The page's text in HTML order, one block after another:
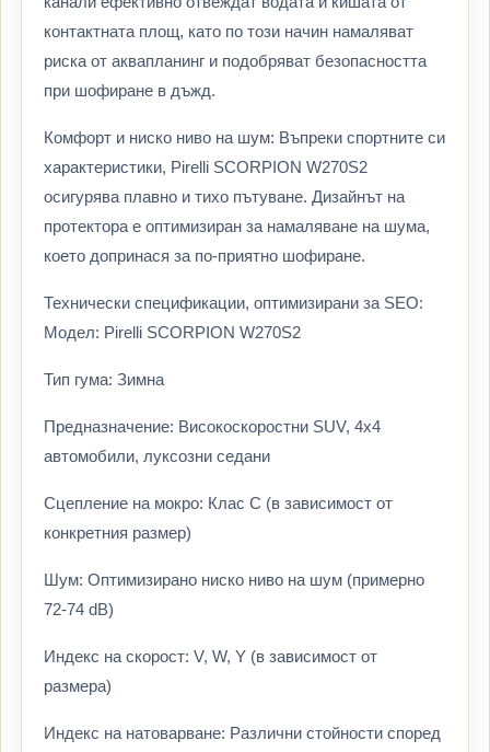
контактната площ, като по този начин намаляват
риска от аквапланинг и подобряват безопасността
при шофиране в дъжд.
Комфорт и ниско ниво на шум: Въпреки спортните си
характеристики, Pirelli SCORPION W270S2
осигурява плавно и тихо пътуване. Дизайнът на
протектора е оптимизиран за намаляване на шума,
което допринася за по-приятно шофиране.
Технически спецификации, оптимизирани за SEO:
Модел: Pirelli SCORPION W270S2
Тип гума: Зимна
Предназначение: Високоскоростни SUV, 4x4
автомобили, луксозни седани
Сцепление на мокро: Клас C (в зависимост от
конкретния размер)
Шум: Оптимизирано ниско ниво на шум (примерно
72-74 dB)
Индекс на скорост: V, W, Y (в зависимост от
размера)
Индекс на натоварване: Различни стойности според